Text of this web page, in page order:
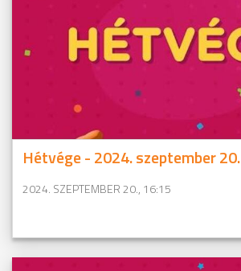
Hétvége - 2024. szeptember 20.
2024. SZEPTEMBER 20., 16:15